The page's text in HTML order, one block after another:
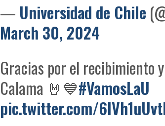
— Universidad de Chile
March 30, 2024
Gracias por el recibimiento
Calama 🤘💙#VamosLaU
pic.twitter.com/